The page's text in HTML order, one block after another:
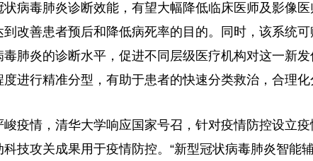
状病毒肺炎诊断效能，有望大幅降低临床医师及影像
到改善患者预后和降低病死率的目的。同时，该系统
毒肺炎的诊断水平，促进不同层级医疗机构对这一新
度进行精准分型，有助于患者的快速分类救治，合理化
峻疫情，清华大学响应国家号召，针对疫情防控设立
科技攻关成果用于疫情防控。“新型冠状病毒肺炎智能